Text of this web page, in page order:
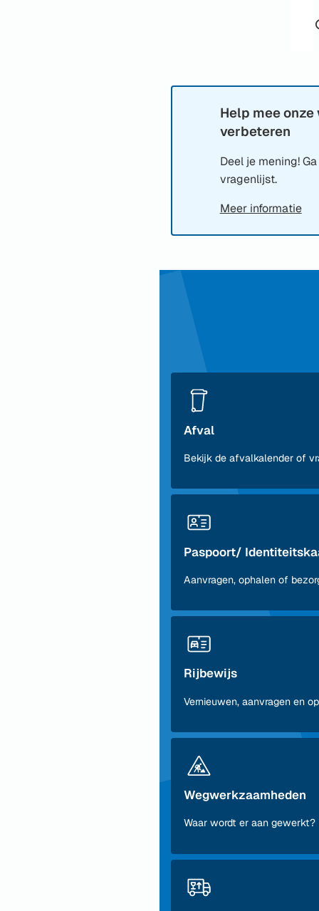
Informatie:
Help mee
verbeteren
Deel je mening!
vragenlijst.
Meer informatie
Afval
Bekijk de afvalkalender of
Paspoort/
Aanvragen, ophalen of
Rijbewijs
Vernieuwen, aanvragen en
Wegwerkzaamheden
Waar wordt er aan gewerkt?